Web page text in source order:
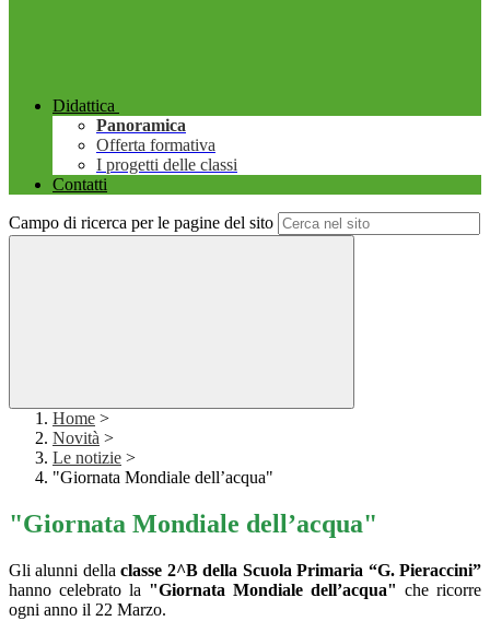
Didattica
Panoramica
Offerta formativa
I progetti delle classi
Contatti
Campo di ricerca per le pagine del sito
Home >
Novità >
Le notizie >
"Giornata Mondiale dell’acqua"
"Giornata Mondiale dell’acqua"
Gli alunni dellaclasse 2^B della Scuola Primaria “G. Pieraccini”
hanno celebrato la "Giornata Mondiale dell’acqua" che ricorre
ogni anno il 22 Marzo.